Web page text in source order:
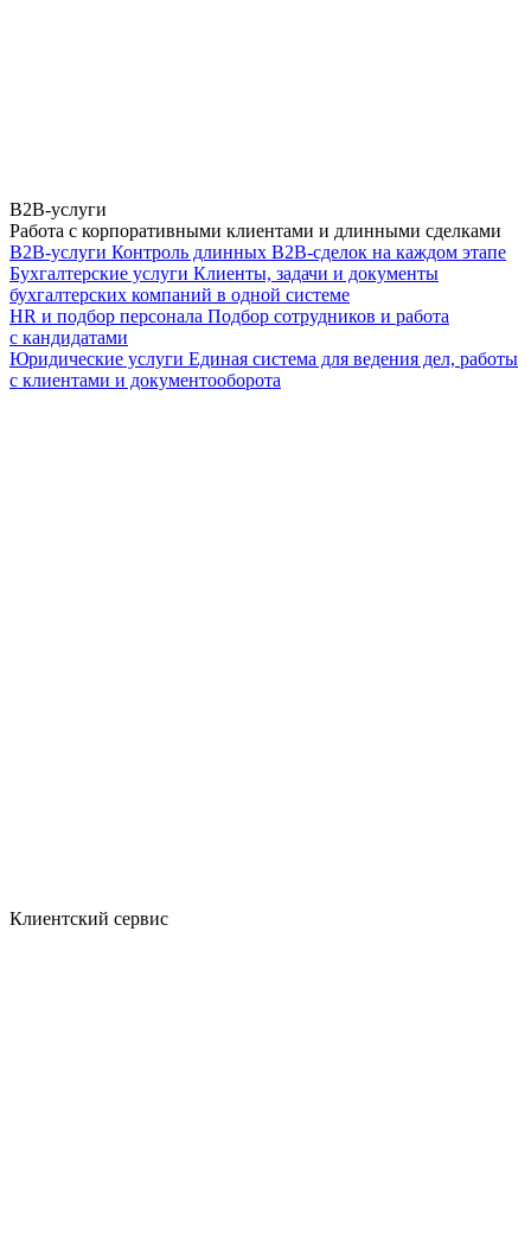
B2B-услуги
Работа с корпоративными клиентами и длинными сделками
B2B-услуги Контроль длинных B2B-сделок на каждом этапе
Бухгалтерские услуги Клиенты, задачи и документы
бухгалтерских компаний в одной системе
HR и подбор персонала Подбор сотрудников и работа
с кандидатами
Юридические услуги Единая система для ведения дел, работы
с клиентами и документооборота
Клиентский сервис